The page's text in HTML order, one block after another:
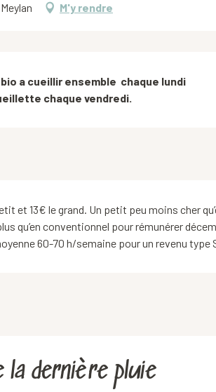
M'y rendre
a cueillir ensemble  chaque lundi
chaque vendredi.
et 13€ le grand. Un petit peu moins cher
qu’en conventionnel pour rémunérer
60-70 h/semaine pour un revenu type
la dernière pluie